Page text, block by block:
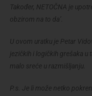
Također, NETOČNA je
obzirom na to da’.
U ovom uratku je Petar
jezičkih i logičkih grešaka
malo sreće u razmišljanju.
P.s. Je li može netko